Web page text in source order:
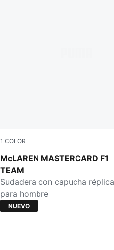
1 COLOR
McLAREN MASTERCARD F1
TEAM
Papaya
Sudadera con capucha réplica
para hombre
NUEVO